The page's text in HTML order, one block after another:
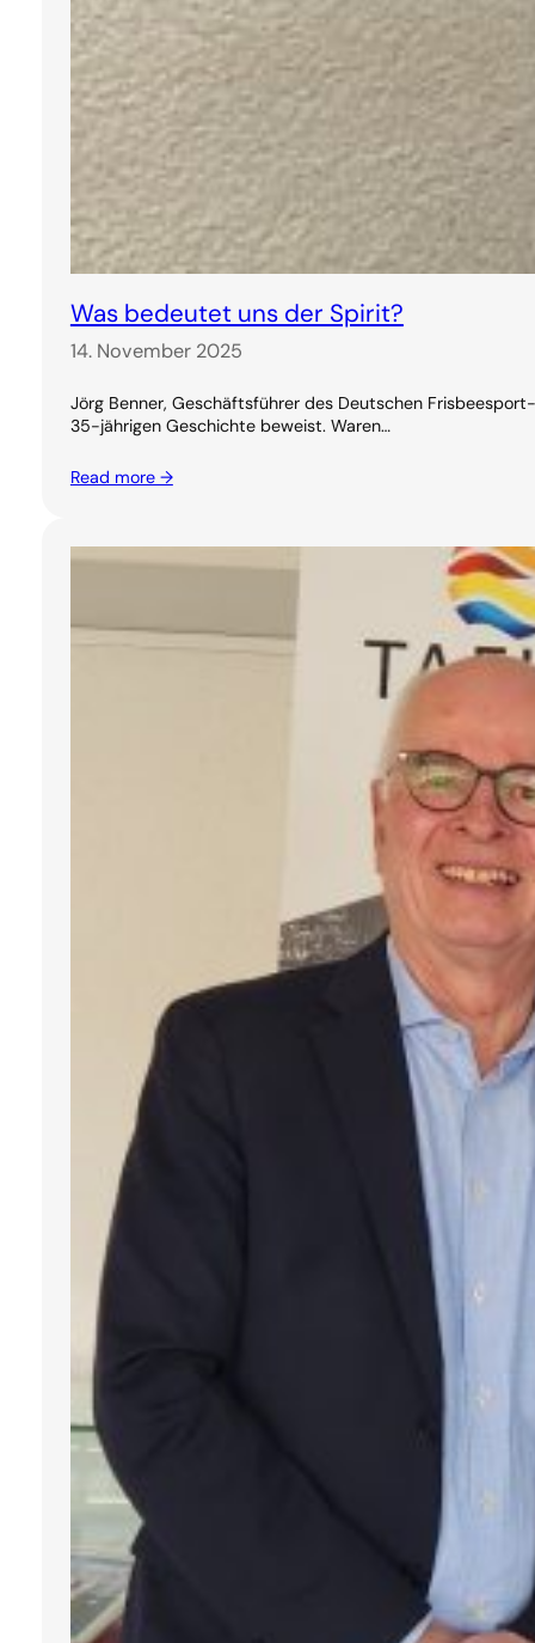
Was bedeutet uns der Spirit?
14. November 2025
Jörg Benner, Geschäftsführer des Deutschen
35-jährigen Geschichte beweist. Waren…
Read more →